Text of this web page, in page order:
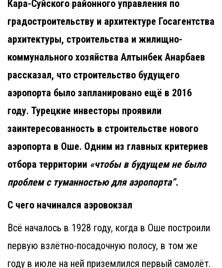
Кара-Суйского районного управления по
градостроительству и архитектуре Госагентства
архитектуры, строительства и жилищно-
коммунального хозяйства Алтынбек Анарбаев
рассказал, что строительство будущего
аэропорта было запланировано ещё в 2016
году. Турецкие инвесторы проявили
заинтересованность в строительстве нового
аэропорта в Оше. Одним из главных критериев
отбора территории «чтобы в будущем не было
проблем с туманностью для аэропорта”.
С чего начинался аэровокзал
Всё началось в 1928 году, когда в Оше построили
первую взлётно-посадочную полосу, в том же
году в июле на ней приземлился первый самолёт.